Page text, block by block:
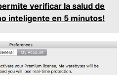
verificar la salud de
inteligente en 5 minutos!